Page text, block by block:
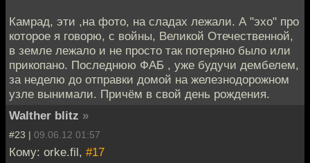
Камрад, эти ,на фото, на сладах лежали. А "эхо" про
которое я говорю, с войны, Великой Отечественной,
в земле лежало и не просто так потеряно было или
прикопано. Последнюю ФАБ , уже будучи дембелем,
за неделю до отправки домой на железнодорожном
узле вынимали. Причём в свой день рождения.
Walther blitz »
#23 | 09.06.12 01:57
Кому: orke.fil, #17